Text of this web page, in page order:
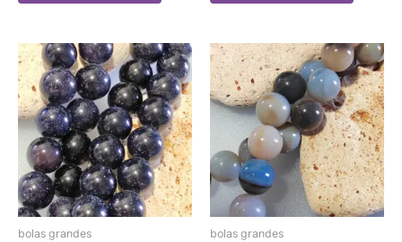
bolas grandes bolas grandes